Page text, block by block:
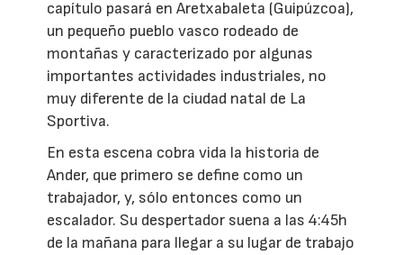
capítulo pasará en Aretxabaleta (Guipúzcoa),
un pequeño pueblo vasco rodeado de
montañas y caracterizado por algunas
importantes actividades industriales, no
muy diferente de la ciudad natal de La
Sportiva.
En esta escena cobra vida la historia de
Ander, que primero se define como un
trabajador, y, sólo entonces como un
escalador. Su despertador suena a las 4:45h
de la mañana para llegar a su lugar de trabajo